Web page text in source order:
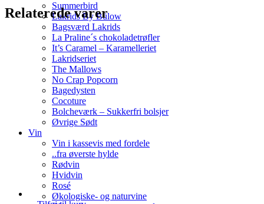
Summerbird
Lakrids By Bülow
Bagsværd Lakrids
La Praline´s chokoladetrøfler
It’s Caramel – Karamelleriet
Lakridseriet
The Mallows
No Crap Popcorn
Bagedysten
Cocoture
Bolcheværk – Sukkerfri bolsjer
Øvrige Sødt
Vin
Vin i kassevis med fordele
..fra øverste hylde
Rødvin
Hvidvin
Rosé
Økologiske- og naturvine
Relaterede varer